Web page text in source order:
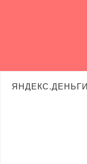
ЯНДЕКС.ДЕНЬГИ